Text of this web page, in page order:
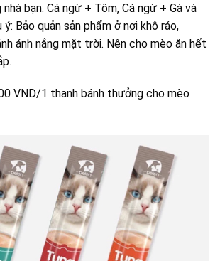
bạn: Cá ngừ + Tôm, Cá ngừ + Gà và
Bảo quản sản phẩm ở nơi khô ráo,
ánh nắng mặt trời. Nên cho mèo ăn hết
VND/1 thanh bánh thưởng cho mèo